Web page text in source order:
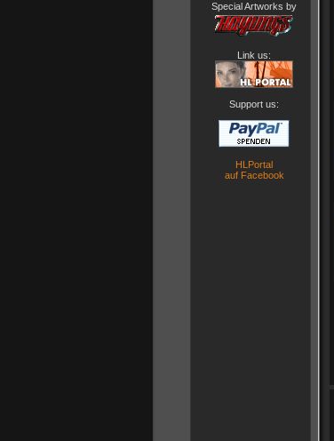
Special Artworks by
Link us:
Support us:
HLPortal
auf Facebook